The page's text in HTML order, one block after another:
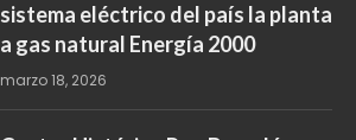
sistema eléctrico del país la planta
a gas natural Energía 2000
marzo 18, 2026